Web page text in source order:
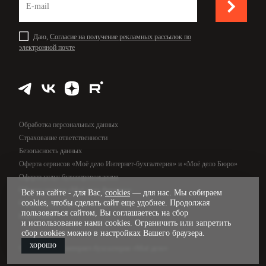
Даю, Согласие на получение рекламных рассылок по
электронной почте
Обработка персональных данных
Страхование ответственности
Безопасность данных
Оферта сервисов «Моё дело Интернет-бухгалтерия» и «Моё дело Бюро»
Оферта услуг бухсопровождения
Оферта сервиса «Моё дело Финансы»
Оферта услуг управленческого учёта
Карта сайта
© 2009—2026, интернет-бухгалтерия «Моё дело»
Всё на сайте - для Вас, cookies — для нас. Мы собираем
cookies, чтобы сделать сайт еще удобнее. Продолжая
пользоваться сайтом, Вы соглашаетесь на сбор
и использование нами cookies. Ограничить или запретить
сбор cookies можно в настройках Вашего браузера.
хорошо